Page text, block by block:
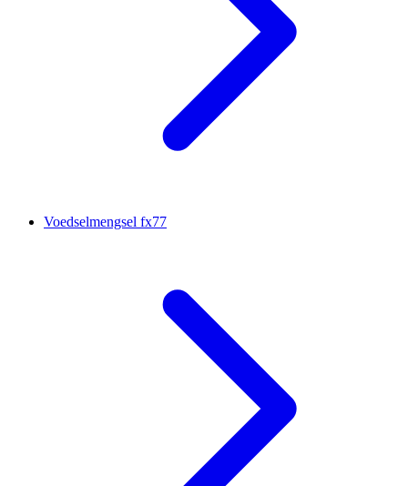
Voedselmengsel fx77